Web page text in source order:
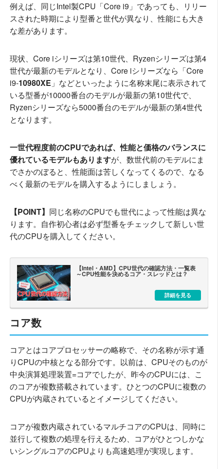
例えば、同じIntel製CPU「Core i9」であっても、リリー
スされた時期により型番と世代が異なり、性能にも大き
な差があります。
現状、Core iシリーズは第10世代、Ryzenシリーズは第4
世代が最新のモデルとなり、Core iシリーズなら「Core
i9-10980XE 」などといったように名称末尾に表示されて
いる型番が10000番台のモデルが最新の第10世代で、
Ryzenシリーズなら5000番台のモデルが最新の第4世代
となります。
一世代程度前のCPUであれば、性能と価格のバランスに
優れているモデルもありますが、数世代前のモデルにま
でさかのぼると、性能面は苦しくなってくるので、なる
べく最新のモデルを購入するようにしましょう。
【POINT】 同じ名称のCPUでも世代によって性能は異な
ります。自作初心者は必ず型番をチェックして新しい世
代のCPUを購入してください。
【Intel・AMD】CPU世代の確認方法・一覧表
～CPU性能を決めるコア・スレッドとは？
詳細を見る
コア数
コアとはコアプロセッサーの略称で、その名称が示す通
りCPUの中核となる部分です。以前は、CPUそのものが
中央演算処理装置=コアでしたが、昨今のCPUには、こ
のコアが複数搭載されています。ひとつのCPUに複数の
CPUが内蔵されているとイメージしてください。
コアが複数内蔵されているマルチコアのCPUは、同時に
並行して複数の処理を行えるため、コアがひとつしかな
いシングルコアのCPUよりも高速処理が実現します。